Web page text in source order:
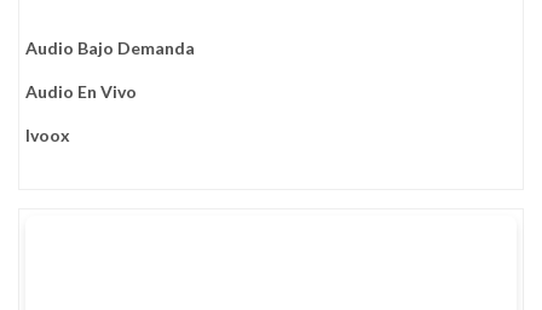
Audio Bajo Demanda
Audio En Vivo
Ivoox